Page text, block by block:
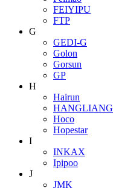
FEIYIPU
FTP
G
GEDI-G
Golon
Gorsun
GP
H
Hairun
HANGLIANG
Hoco
Hopestar
I
INKAX
Ipipoo
J
JMK